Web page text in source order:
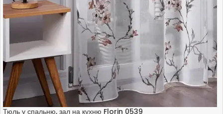
Тюль у спальню, зал на кухню Florin 0539